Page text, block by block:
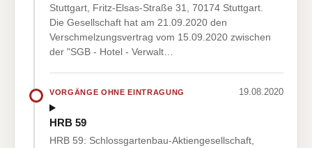
Stuttgart, Fritz-Elsas-Straße 31, 70174 Stuttgart.
Die Gesellschaft hat am 21.09.2020 den
Verschmelzungsvertrag vom 15.09.2020 zwischen
der "SGB - Hotel - Verwalt…
VORGÄNGE OHNE EINTRAGUNG 19.08.2020
HRB 59
HRB 59: Schlossgartenbau-Aktiengesellschaft,